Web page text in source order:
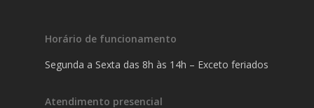
Horário de funcionamento
Segunda a Sexta das 8h às 14h – Exceto feriados
Atendimento presencial